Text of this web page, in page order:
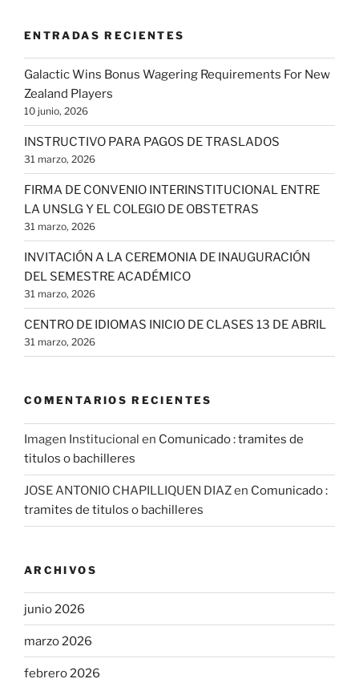
ENTRADAS RECIENTES
Galactic Wins Bonus Wagering Requirements For New
Zealand Players
10 junio, 2026
INSTRUCTIVO PARA PAGOS DE TRASLADOS
31 marzo, 2026
FIRMA DE CONVENIO INTERINSTITUCIONAL ENTRE
LA UNSLG Y EL COLEGIO DE OBSTETRAS
31 marzo, 2026
INVITACIÓN A LA CEREMONIA DE INAUGURACIÓN
DEL SEMESTRE ACADÉMICO
31 marzo, 2026
CENTRO DE IDIOMAS INICIO DE CLASES 13 DE ABRIL
31 marzo, 2026
COMENTARIOS RECIENTES
Imagen Institucional en Comunicado : tramites de
titulos o bachilleres
JOSE ANTONIO CHAPILLIQUEN DIAZen Comunicado :
tramites de titulos o bachilleres
ARCHIVOS
junio 2026
marzo 2026
febrero 2026